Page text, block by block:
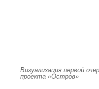
Визуализация первой
проекта «Остров»